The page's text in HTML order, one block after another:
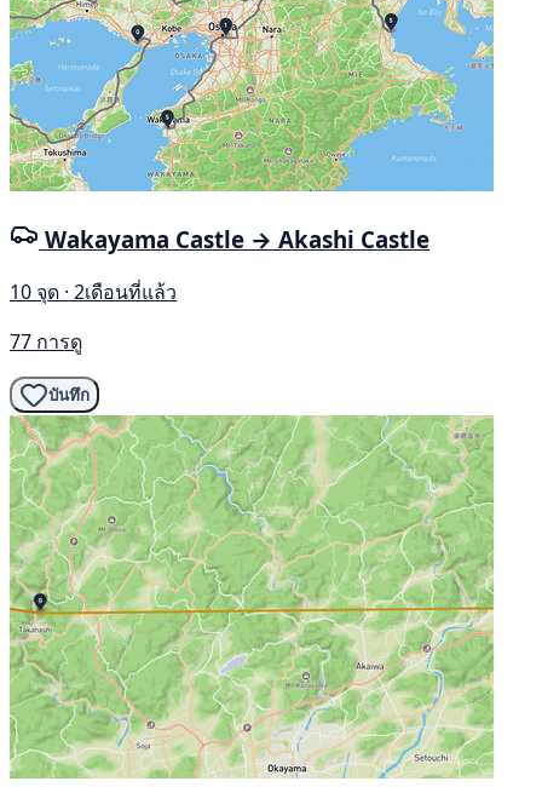
Wakayama Castle → Akashi Castle
10 จุด · 2เดือนที่แล้ว
77 การดู
บันทึก